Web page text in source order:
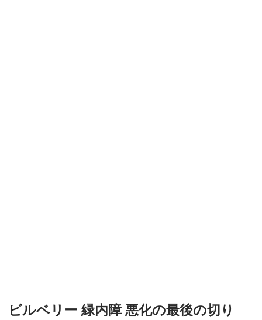
ビルベリー 緑内障 悪化の最後の切り